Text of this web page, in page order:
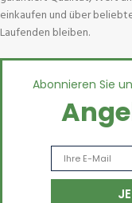
einkaufen und über
Laufenden bleiben.
Abonnieren Sie